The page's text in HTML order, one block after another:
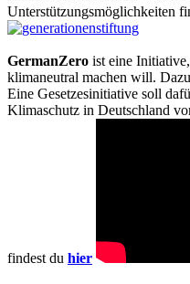
Unterstützungsmöglichkeiten
GermanZero ist eine
klimaneutral machen will.
Eine Gesetzesinitiative soll
Klimaschutz in Deutschland
findest du hier